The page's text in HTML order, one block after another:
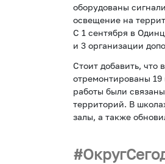
оборудованы
освещение на
С 1 сентября в
и 3 организации
Стоит добавить, что
отремонтированы
работы были
территорий. В
залы, а также